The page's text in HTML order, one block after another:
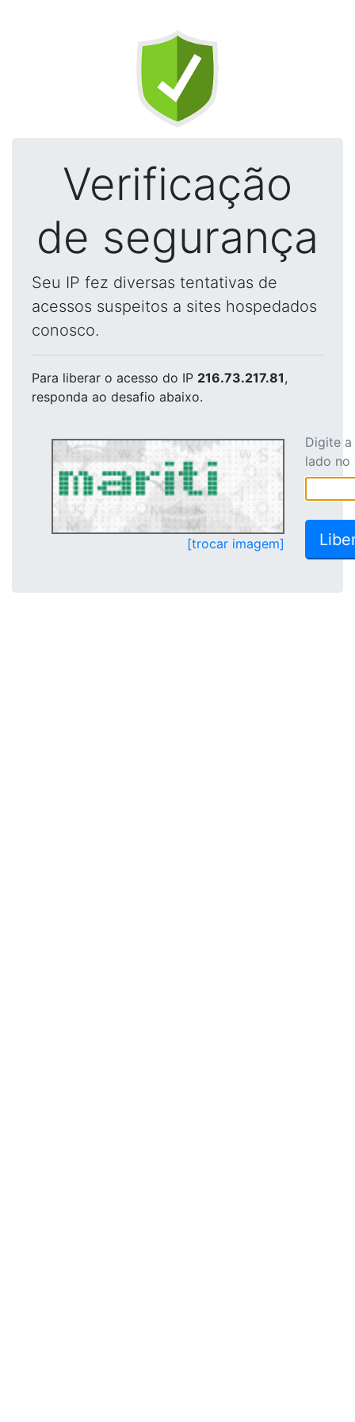
Verificação
de segurança
Seu IP fez diversas tentativas de
acessos suspeitos a sites hospedados
conosco.
Para liberar o acesso do IP 216.73.217.81,
responda ao desafio abaixo.
[trocar imagem]
Digite
lado no